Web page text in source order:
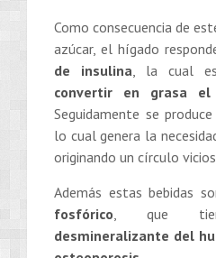
Como consecuencia de
azúcar, el hígado
de insulina , la cual
convertir en grasa el
Seguidamente se
lo cual genera la
originando un círculo
Además estas bebidas
fosfórico , que
desmineralizante del